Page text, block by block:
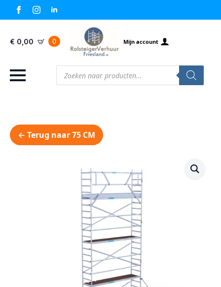
€ 0,00 0 Mijn account
Producten
zoeken
← Terug naar 75 CM